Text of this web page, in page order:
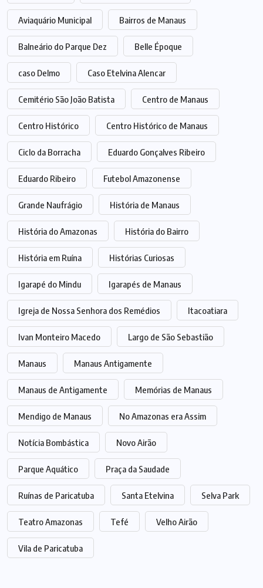
Aviaquário Municipal Bairros de Manaus
Balneário do Parque Dez Belle Époque
caso Delmo Caso Etelvina Alencar
Cemitério São João Batista Centro de Manaus
Centro Histórico Centro Histórico de Manaus
Ciclo da Borracha Eduardo Gonçalves Ribeiro
Eduardo Ribeiro Futebol Amazonense
Grande Naufrágio História de Manaus
História do Amazonas História do Bairro
História em Ruína Histórias Curiosas
Igarapé do Mindu Igarapés de Manaus
Igreja de Nossa Senhora dos Remédios Itacoatiara
Ivan Monteiro Macedo Largo de São Sebastião
Manaus Manaus Antigamente
Manaus de Antigamente Memórias de Manaus
Mendigo de Manaus No Amazonas era Assim
Notícia Bombástica Novo Airão
Parque Aquático Praça da Saudade
Ruínas de Paricatuba Santa Etelvina Selva Park
Teatro Amazonas Tefé Velho Airão
Vila de Paricatuba